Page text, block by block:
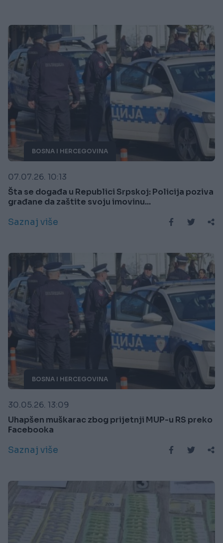
BOSNA I HERCEGOVINA
07.07.26. 10:13
Šta se događa u Republici Srpskoj: Policija poziva
građane da zaštite svoju imovinu...
Saznaj više
BOSNA I HERCEGOVINA
30.05.26. 13:09
Uhapšen muškarac zbog prijetnji MUP-u RS preko
Facebooka
Saznaj više